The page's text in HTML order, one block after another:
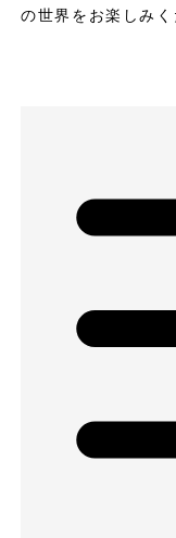
の世界をお楽しみく